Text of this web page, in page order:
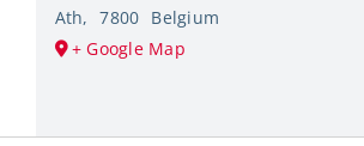
Ath, 7800 Belgium
+ Google Map